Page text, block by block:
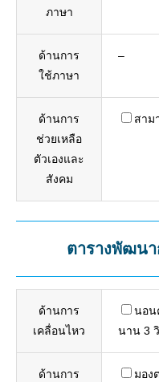
ภาษา
ด้านการ
ใช้ภาษา
–
ด้านการ
ช่วยเหลือ
ตัวเองและ
สังคม
สาม
ตารางพัฒนา
ด้านการ
เคลื่อนไหว
นอน
นาน 3
ด้านการ
มอง